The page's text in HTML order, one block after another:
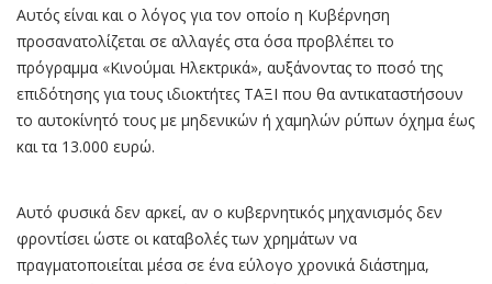
Αυτός είναι και ο λόγος για τον οποίο η Κυβέρνηση
προσανατολίζεται σε αλλαγές στα όσα προβλέπει το
πρόγραμμα «Κινούμαι Ηλεκτρικά», αυξάνοντας το ποσό της
επιδότησης για τους ιδιοκτήτες ΤΑΞΙ που θα αντικαταστήσουν
το αυτοκίνητό τους με μηδενικών ή χαμηλών ρύπων όχημα έως
και τα 13.000 ευρώ.
Αυτό φυσικά δεν αρκεί, αν ο κυβερνητικός μηχανισμός δεν
φροντίσει ώστε οι καταβολές των χρημάτων να
πραγματοποιείται μέσα σε ένα εύλογο χρονικά διάστημα,